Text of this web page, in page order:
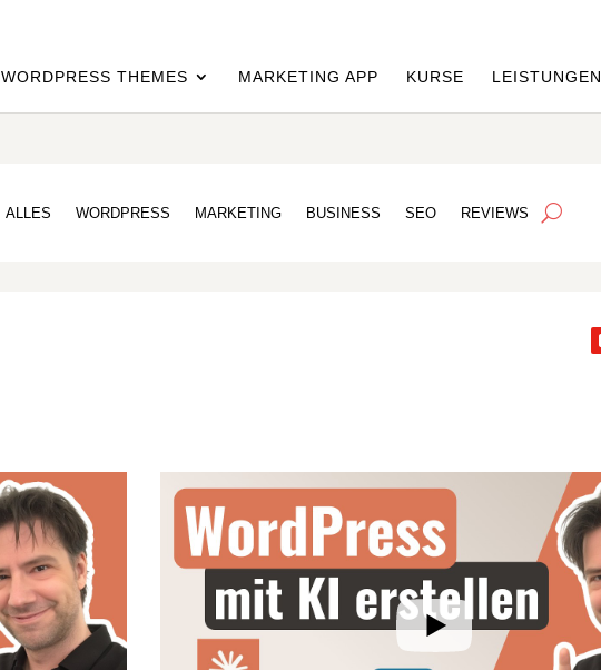
WORDPRESS THEMES MARKETING APP KURSE LEISTUNGEN
ALLES WORDPRESS MARKETING BUSINESS SEO REVIEWS